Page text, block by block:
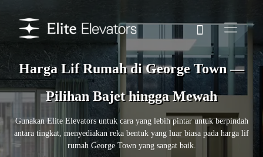
Harga Lif Rumah di George Town —
Pilihan Bajet hingga Mewah
Gunakan Elite Elevators untuk cara yang lebih pintar untuk berpindah
antara tingkat, menyediakan reka bentuk yang luar biasa pada harga lif
rumah George Town yang sangat baik.